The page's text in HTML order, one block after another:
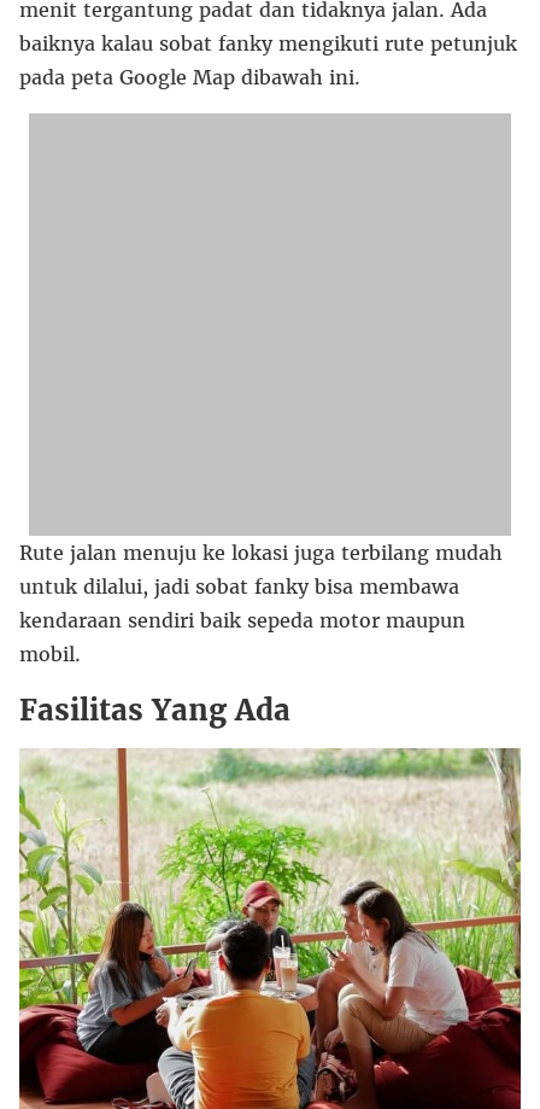
menit tergantung padat dan tidaknya jalan. Ada
baiknya kalau sobat fanky mengikuti rute petunjuk
pada peta Google Map dibawah ini.
Rute jalan menuju ke lokasi juga terbilang mudah
untuk dilalui, jadi sobat fanky bisa membawa
kendaraan sendiri baik sepeda motor maupun
mobil.
Fasilitas Yang Ada